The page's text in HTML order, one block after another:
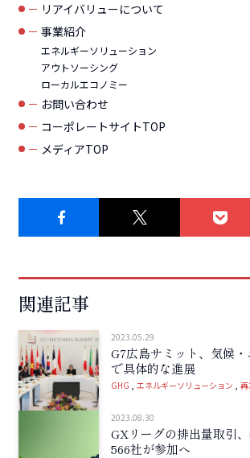
リアイバリューについて
事業紹介
エネルギーソリューション
アウトソーシング
ローカルエコノミー
お問い合わせ
コーポレートサイトTOP
メディアTOP
関連記事
2023.05.29
G7広島サミット、気候
で具体的な進展
GHG エネルギーソリューション
2023.08.30
GXリーグの排出量取引
566社が参加へ